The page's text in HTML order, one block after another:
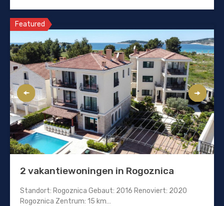
Featured
2 vakantiewoningen in Rogoznica
Standort: Rogoznica Gebaut: 2016 Renoviert: 2020
Rogoznica Zentrum: 15 km…